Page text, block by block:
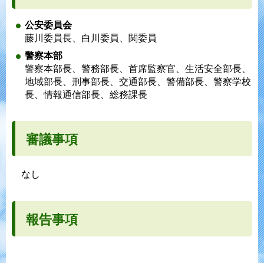
公安委員会
藤川委員長、白川委員、関委員
警察本部
警察本部長、警務部長、首席監察官、生活安全部長、
地域部長、刑事部長、交通部長、警備部長、警察学校
長、情報通信部長、総務課長
審議事項
なし
報告事項